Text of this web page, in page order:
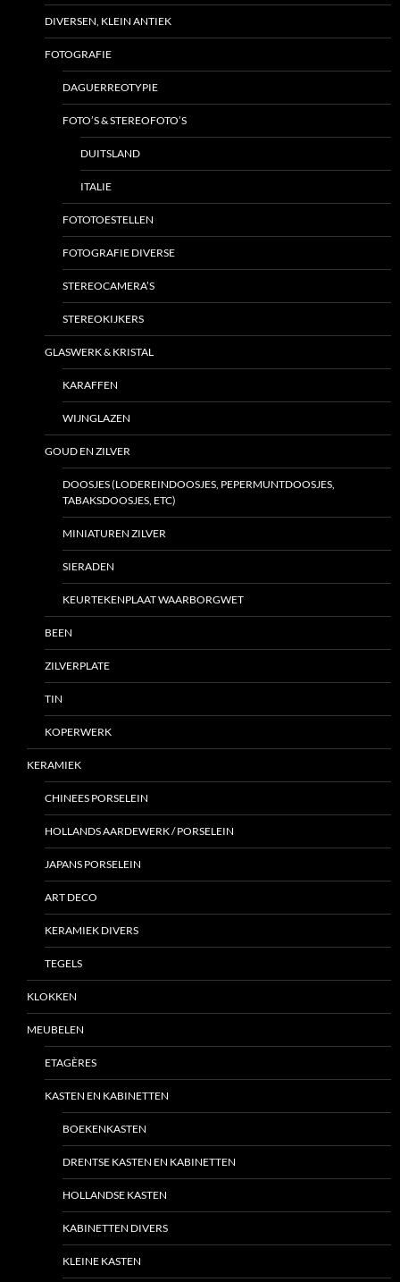
DIVERSEN, KLEIN ANTIEK
FOTOGRAFIE
DAGUERREOTYPIE
FOTO’S & STEREOFOTO’S
DUITSLAND
ITALIE
FOTOTOESTELLEN
FOTOGRAFIE DIVERSE
STEREOCAMERA’S
STEREOKIJKERS
GLASWERK & KRISTAL
KARAFFEN
WIJNGLAZEN
GOUD EN ZILVER
DOOSJES (LODEREINDOOSJES, PEPERMUNTDOOSJES,
TABAKSDOOSJES, ETC)
MINIATUREN ZILVER
SIERADEN
KEURTEKENPLAAT WAARBORGWET
BEEN
ZILVERPLATE
TIN
KOPERWERK
KERAMIEK
CHINEES PORSELEIN
HOLLANDS AARDEWERK / PORSELEIN
JAPANS PORSELEIN
ART DECO
KERAMIEK DIVERS
TEGELS
KLOKKEN
MEUBELEN
ETAGÈRES
KASTEN EN KABINETTEN
BOEKENKASTEN
DRENTSE KASTEN EN KABINETTEN
HOLLANDSE KASTEN
KABINETTEN DIVERS
KLEINE KASTEN